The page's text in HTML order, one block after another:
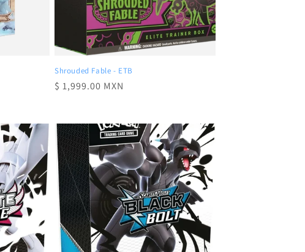
Shrouded Fable - ETB
Precio
$ 1,999.00 MXN